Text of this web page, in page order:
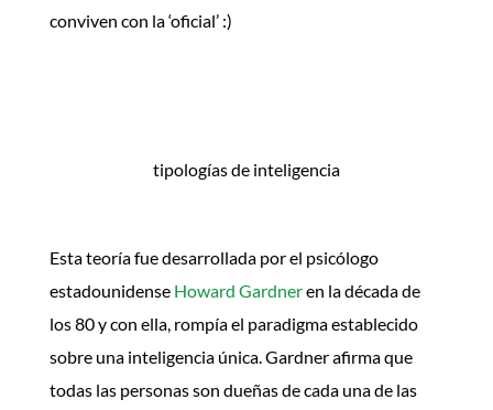
conviven con la ‘oficial’ :)
tipologías de inteligencia
Esta teoría fue desarrollada por el psicólogo
estadounidense Howard Gardneren la década de
los 80 y con ella, rompía el paradigma establecido
sobre una inteligencia única. Gardner afirma que
todas las personas son dueñas de cada una de las